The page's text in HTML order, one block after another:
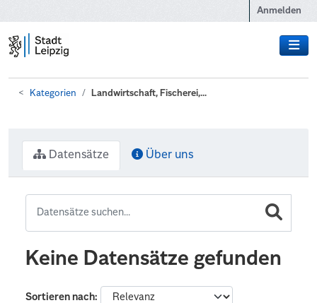
Anmelden
Kategorien Landwirtschaft, Fischerei,...
Datensätze Über uns
Keine Datensätze gefunden
Sortieren nach